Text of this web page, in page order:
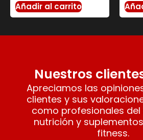
Añadir al carrito
Nuestros
Apreciamos las
clientes y sus
como profesionales
nutrición y
fitness.